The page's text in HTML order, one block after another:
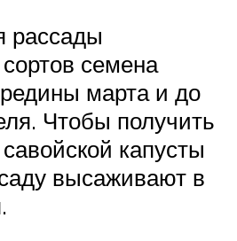
рассады
семена
марта и до
Чтобы получить
капусты
высаживают в